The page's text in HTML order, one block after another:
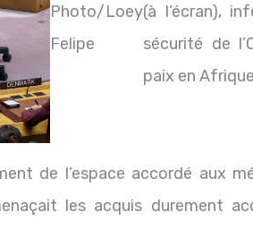
Photo/Loey
Felipe
(à l’écran),
sécurité de
paix en
de l’espace accordé aux
les acquis durement